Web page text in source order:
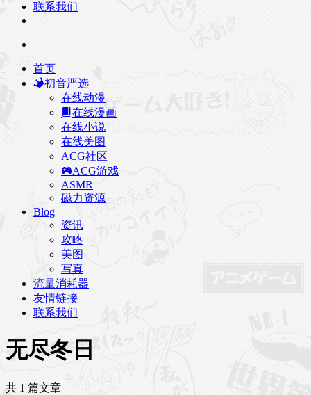
联系我们
首页
初音严选
在线动漫
在线漫画
在线小说
在线美图
ACG社区
ACG游戏
ASMR
磁力资源
Blog
资讯
攻略
美图
写真
流量消耗器
友情链接
联系我们
无尽冬日
共 1 篇文章